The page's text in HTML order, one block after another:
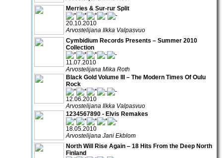
Merries & Sur-rur Split
20.10.2010
Arvostelijana Ilkka Valpasvuo
Cymbidium Records Presents – Summer 2010
Collection
11.07.2010
Arvostelijana Mika Roth
Black Gold Volume III – The Modern Times Of Oulu
Rock
12.06.2010
Arvostelijana Ilkka Valpasvuo
1234567890 - Elvis Remakes
18.05.2010
Arvostelijana Jani Ekblom
North Will Rise Again ‒ 18 Hits From the Deep North
Finland